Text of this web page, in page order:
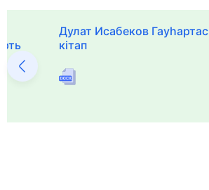
Дулат Исабеков Гауһартас
кітап